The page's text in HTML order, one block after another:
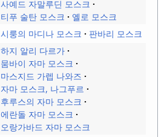
사예드 자말루딘 모스크
티푸 술탄 모스크
옐로 모스크
시룽의 마디나 모스크 판바리 모스크
하지 알리 다르가
뭄바이 자마 모스크
마스지드 가렙 나와즈
자마 모스크, 나그푸르
후루스의 자마 모스크
에란돌 자마 모스크
오랑가바드 자마 모스크